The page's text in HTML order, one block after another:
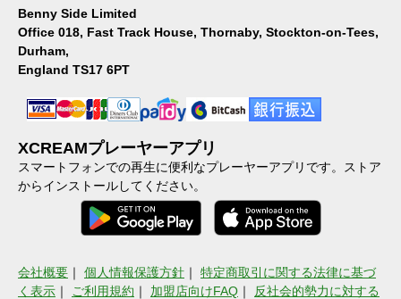
Benny Side Limited
Office 018, Fast Track House, Thornaby, Stockton-on-Tees,
Durham,
England TS17 6PT
XCREAMプレーヤーアプリ
スマートフォンでの再生に便利なプレーヤーアプリです。ストア
からインストールしてください。
会社概要 ｜ 個人情報保護方針 ｜ 特定商取引に関する法律に基づ
く表示 ｜ ご利用規約 ｜ 加盟店向けFAQ ｜ 反社会的勢力に対する